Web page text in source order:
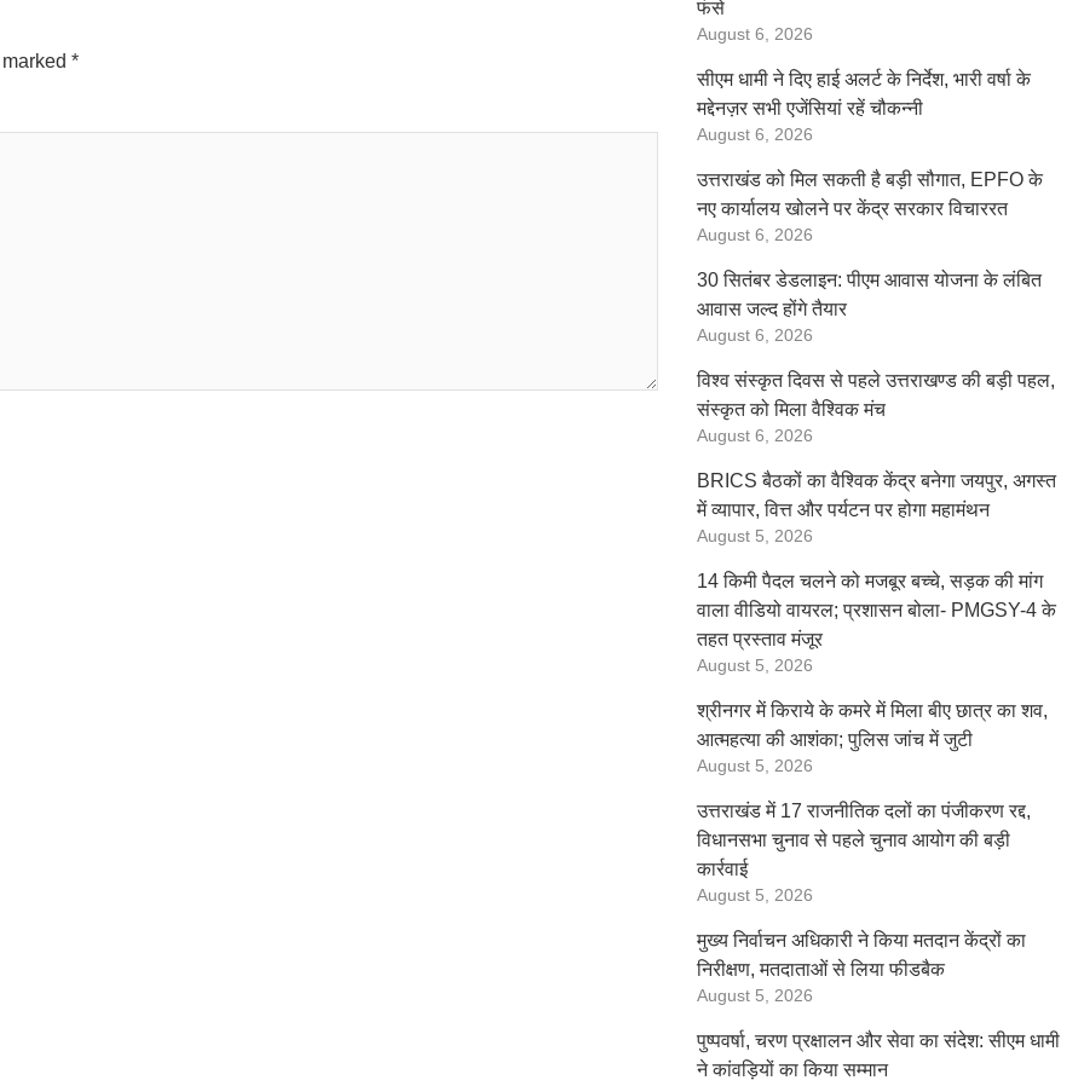
*
फंसे
August 6, 2026
सीएम धामी ने दिए हाई अलर्ट के निर्देश, भारी वर्षा के
मद्देनज़र सभी एजेंसियां रहें चौकन्नी
August 6, 2026
उत्तराखंड को मिल सकती है बड़ी सौगात, EPFO के
नए कार्यालय खोलने पर केंद्र सरकार विचाररत
August 6, 2026
30 सितंबर डेडलाइन: पीएम आवास योजना के लंबित
आवास जल्द होंगे तैयार
August 6, 2026
विश्व संस्कृत दिवस से पहले उत्तराखण्ड की बड़ी पहल,
संस्कृत को मिला वैश्विक मंच
August 6, 2026
BRICS बैठकों का वैश्विक केंद्र बनेगा जयपुर, अगस्त
में व्यापार, वित्त और पर्यटन पर होगा महामंथन
August 5, 2026
14 किमी पैदल चलने को मजबूर बच्चे, सड़क की मांग
वाला वीडियो वायरल; प्रशासन बोला- PMGSY-4 के
तहत प्रस्ताव मंजूर
August 5, 2026
श्रीनगर में किराये के कमरे में मिला बीए छात्र का शव,
आत्महत्या की आशंका; पुलिस जांच में जुटी
August 5, 2026
उत्तराखंड में 17 राजनीतिक दलों का पंजीकरण रद्द,
विधानसभा चुनाव से पहले चुनाव आयोग की बड़ी
कार्रवाई
August 5, 2026
मुख्य निर्वाचन अधिकारी ने किया मतदान केंद्रों का
निरीक्षण, मतदाताओं से लिया फीडबैक
August 5, 2026
पुष्पवर्षा, चरण प्रक्षालन और सेवा का संदेश: सीएम धामी
ने कांवड़ियों का किया सम्मान